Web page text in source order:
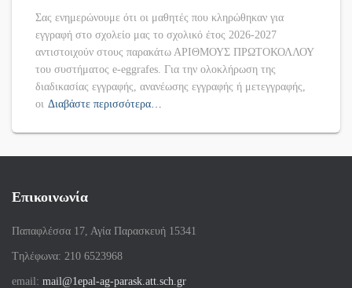
Σας ενημερώνουμε ότι οι μαθητές που κληρώθηκαν για
εγγραφή στο σχολείο μας το σχολικό έτος 2026-2027
αντιστοιχούν στους παρακάτω ΑΡΙΘΜΟΥΣ ΠΡΩΤΟΚΟΛΛΟΥ
του συστήματος e-eggrafes. Για την ολοκλήρωση της
διαδικασίας εγγραφής, ανανέωσης εγγραφής ή μετεγγραφής,
οι Διαβάστε περισσότερα…
Επικοινωνία
Παπαφλέσσα 17, Αγία Παρασκευή 15341
Tηλέφωνα: 210 6523968
email: mail@1epal-ag-parask.att.sch.gr